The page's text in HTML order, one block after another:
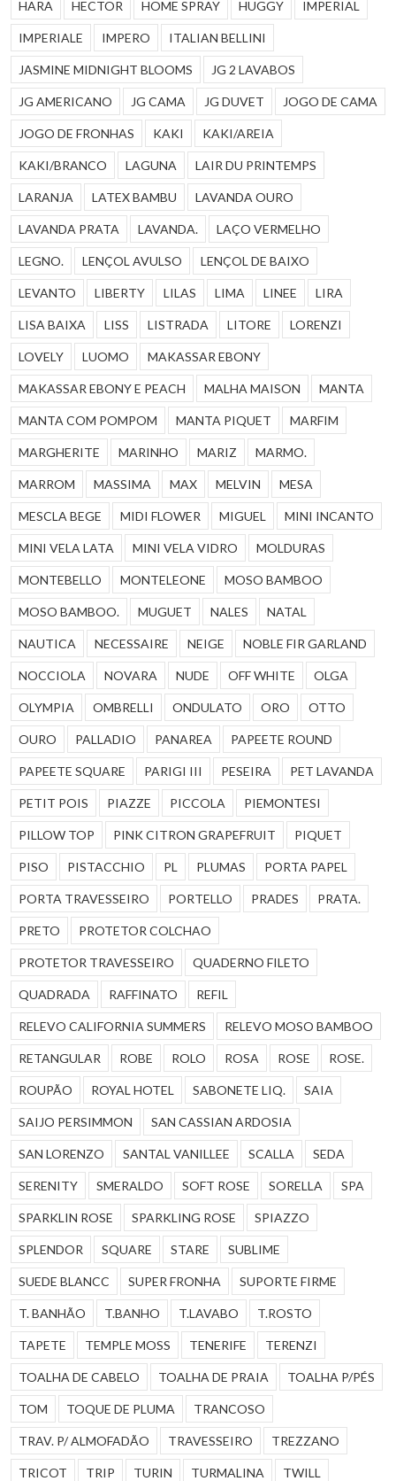
HARA HECTOR HOME SPRAY HUGGY IMPERIAL
IMPERIALE IMPERO ITALIAN BELLINI
JASMINE MIDNIGHT BLOOMS JG 2 LAVABOS
JG AMERICANO JG CAMA JG DUVET JOGO DE CAMA
JOGO DE FRONHAS KAKI KAKI/AREIA
KAKI/BRANCO LAGUNA LAIR DU PRINTEMPS
LARANJA LATEX BAMBU LAVANDA OURO
LAVANDA PRATA LAVANDA. LAÇO VERMELHO
LEGNO. LENÇOL AVULSO LENÇOL DE BAIXO
LEVANTO LIBERTY LILAS LIMA LINEE LIRA
LISA BAIXA LISS LISTRADA LITORE LORENZI
LOVELY LUOMO MAKASSAR EBONY
MAKASSAR EBONY E PEACH MALHA MAISON MANTA
MANTA COM POMPOM MANTA PIQUET MARFIM
MARGHERITE MARINHO MARIZ MARMO.
MARROM MASSIMA MAX MELVIN MESA
MESCLA BEGE MIDI FLOWER MIGUEL MINI INCANTO
MINI VELA LATA MINI VELA VIDRO MOLDURAS
MONTEBELLO MONTELEONE MOSO BAMBOO
MOSO BAMBOO. MUGUET NALES NATAL
NAUTICA NECESSAIRE NEIGE NOBLE FIR GARLAND
NOCCIOLA NOVARA NUDE OFF WHITE OLGA
OLYMPIA OMBRELLI ONDULATO ORO OTTO
OURO PALLADIO PANAREA PAPEETE ROUND
PAPEETE SQUARE PARIGI III PESEIRA PET LAVANDA
PETIT POIS PIAZZE PICCOLA PIEMONTESI
PILLOW TOP PINK CITRON GRAPEFRUIT PIQUET
PISO PISTACCHIO PL PLUMAS PORTA PAPEL
PORTA TRAVESSEIRO PORTELLO PRADES PRATA.
PRETO PROTETOR COLCHAO
PROTETOR TRAVESSEIRO QUADERNO FILETO
QUADRADA RAFFINATO REFIL
RELEVO CALIFORNIA SUMMERS RELEVO MOSO BAMBOO
RETANGULAR ROBE ROLO ROSA ROSE ROSE.
ROUPÃO ROYAL HOTEL SABONETE LIQ. SAIA
SAIJO PERSIMMON SAN CASSIAN ARDOSIA
SAN LORENZO SANTAL VANILLEE SCALLA SEDA
SERENITY SMERALDO SOFT ROSE SORELLA SPA
SPARKLIN ROSE SPARKLING ROSE SPIAZZO
SPLENDOR SQUARE STARE SUBLIME
SUEDE BLANCC SUPER FRONHA SUPORTE FIRME
T. BANHÃO T.BANHO T.LAVABO T.ROSTO
TAPETE TEMPLE MOSS TENERIFE TERENZI
TOALHA DE CABELO TOALHA DE PRAIA TOALHA P/PÉS
TOM TOQUE DE PLUMA TRANCOSO
TRAV. P/ ALMOFADÃO TRAVESSEIRO TREZZANO
TRICOT TRIP TURIN TURMALINA TWILL